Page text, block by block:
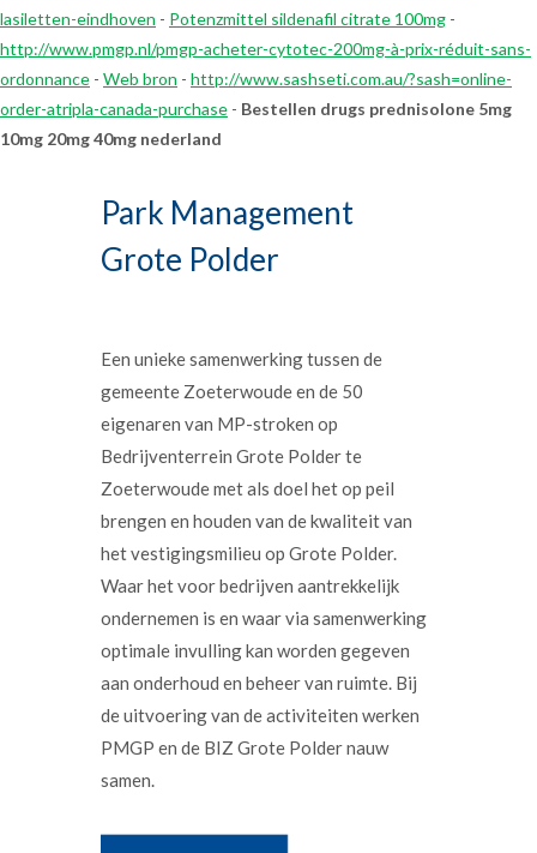
lasiletten-eindhoven - Potenzmittel sildenafil citrate 100mg -
http://www.pmgp.nl/pmgp-acheter-cytotec-200mg-à-prix-réduit-sans-
ordonnance - Web bron - http://www.sashseti.com.au/?sash=online-
order-atripla-canada-purchase - Bestellen drugs prednisolone 5mg
10mg 20mg 40mg nederland
Park Management
Grote Polder
Een unieke samenwerking tussen de
gemeente Zoeterwoude en de 50
eigenaren van MP-stroken op
Bedrijventerrein Grote Polder te
Zoeterwoude met als doel het op peil
brengen en houden van de kwaliteit van
het vestigingsmilieu op Grote Polder.
Waar het voor bedrijven aantrekkelijk
ondernemen is en waar via samenwerking
optimale invulling kan worden gegeven
aan onderhoud en beheer van ruimte. Bij
de uitvoering van de activiteiten werken
PMGP en de BIZ Grote Polder nauw
samen.